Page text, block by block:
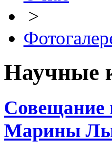
>
Научные
Совещание
Марины